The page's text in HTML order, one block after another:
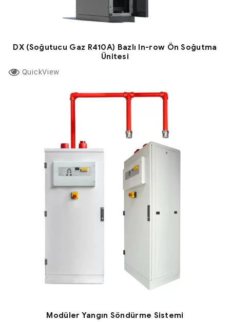
DX (Soğutucu Gaz R410A) Bazlı In-row Ön Soğutma
Ünitesi
QuickView
Modüler Yangın Söndürme Sistemi